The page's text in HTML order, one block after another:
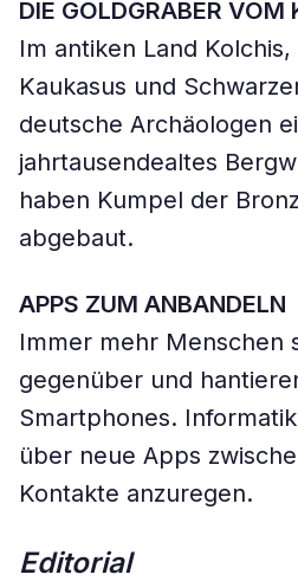
DIE GOLDGRÄBER VOM
Im antiken Land
Kaukasus und
deutsche Archäologen
jahrtausendealtes
haben Kumpel der
abgebaut.
APPS ZUM ANBANDELN
Immer mehr Menschen
gegenüber und
Smartphones.
über neue Apps
Kontakte anzuregen.
Editorial